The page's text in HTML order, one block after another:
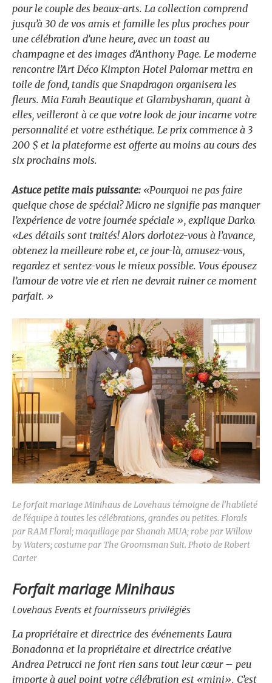
pour le couple des beaux-arts. La collection comprend
jusqu’à 30 de vos amis et famille les plus proches pour
une célébration d’une heure, avec un toast au
champagne et des images d’Anthony Page. Le moderne
rencontre l’Art Déco Kimpton Hotel Palomar mettra en
toile de fond, tandis que Snapdragon organisera les
fleurs. Mia Farah Beautique et Glambysharan, quant à
elles, veilleront à ce que votre look de jour incarne votre
personnalité et votre esthétique. Le prix commence à 3
200 $ et la plateforme est offerte au moins au cours des
six prochains mois.
Astuce petite mais puissante: «Pourquoi ne pas faire
quelque chose de spécial? Micro ne signifie pas manquer
l’expérience de votre journée spéciale », explique Darko.
«Les détails sont traités! Alors dorlotez-vous à l’avance,
obtenez la meilleure robe et, ce jour-là, amusez-vous,
regardez et sentez-vous le mieux possible. Vous épousez
l’amour de votre vie et rien ne devrait ruiner ce moment
parfait. »
Le forfait mariage Minihaus de Lovehaus témoigne de l’habileté
de l’équipe à toutes les célébrations, grandes ou petites. Florals
par RAM Floral; maquillage par Shanah MUA; robe par Willow
by Waters; costume par The Groomsman Suit. Photo de Robert
Carter
Forfait mariage Minihaus
Lovehaus Events et fournisseurs privilégiés
La propriétaire et directrice des événements Laura
Bonadonna et la propriétaire et directrice créative
Andrea Petrucci ne font rien sans tout leur cœur – peu
importe à quel point votre célébration est «mini». C’est